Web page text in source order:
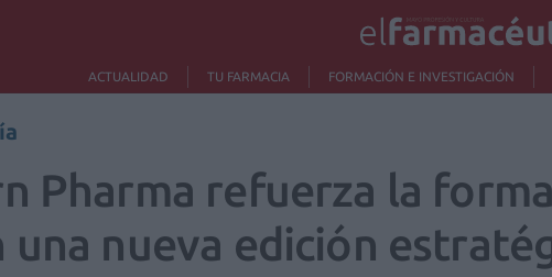
ACTUALIDAD TU FARMACIA FORMACIÓN E INVESTIGACIÓN
Pharma refuerza la
una nueva edición